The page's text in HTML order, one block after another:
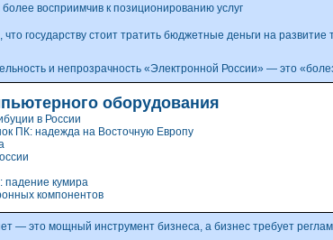
восприимчив к позиционированию услуг
что государству стоит тратить бюджетные деньги на развитие
и непрозрачность «Электронной России» — это
оборудования
в России
ПК: надежда на Восточную Европу
падение кумира
компонентов
— это мощный инструмент бизнеса, а бизнес требует